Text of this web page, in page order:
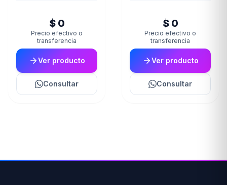
$ 0
Precio efectivo o
transferencia
Ver producto
Consultar
$ 0
Precio efectivo o
transferencia
Ver producto
Consultar